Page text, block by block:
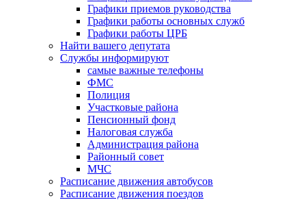
Графики приемов руководства
Графики работы основных служб
Графики работы ЦРБ
Найти вашего депутата
Службы информируют
самые важные телефоны
ФМС
Полиция
Участковые района
Пенсионный фонд
Налоговая служба
Администрация района
Районный совет
МЧС
Расписание движения автобусов
Расписание движения поездов